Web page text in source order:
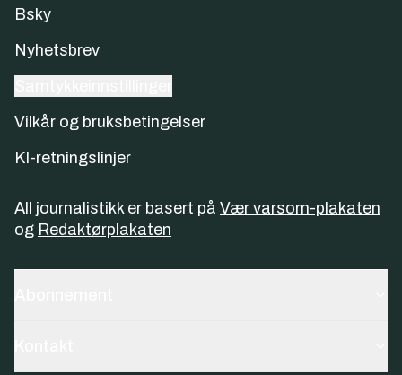
Bsky
Nyhetsbrev
Vilkår og bruksbetingelser
KI-retningslinjer
All journalistikk er basert på Vær varsom-plakaten
og Redaktørplakaten